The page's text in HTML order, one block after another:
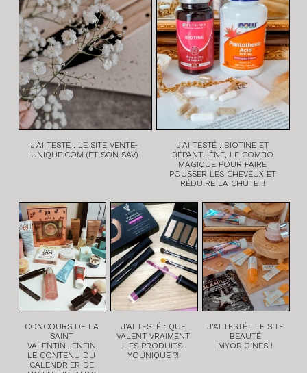
J'AI TESTÉ : LE SITE VENTE-
UNIQUE.COM (ET SON SAV)
J'AI TESTÉ : BIOTINE ET
BÉPANTHÈNE, LE COMBO
MAGIQUE POUR FAIRE
POUSSER LES CHEVEUX ET
RÉDUIRE LA CHUTE !!
CONCOURS DE LA
SAINT
VALENTIN...ENFIN
LE CONTENU DU
CALENDRIER DE
J'AI TESTÉ : QUE
VALENT VRAIMENT
LES PRODUITS
YOUNIQUE ?!
J'AI TESTÉ : LE SITE
BEAUTÉ
MYORIGINES !